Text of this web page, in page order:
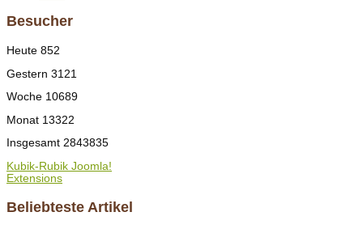
Besucher
Heute 852
Gestern 3121
Woche 10689
Monat 13322
Insgesamt 2843835
Kubik-Rubik Joomla!
Extensions
Beliebteste Artikel